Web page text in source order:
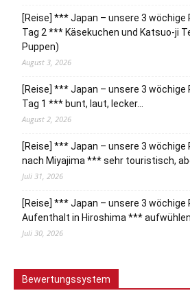
[Reise] *** Japan – unsere 3 wöchige
Tag 2 *** Käsekuchen und Katsuo-ji
Puppen)
August 3, 2026
[Reise] *** Japan – unsere 3 wöchige
Tag 1 *** bunt, laut, lecker…
August 2, 2026
[Reise] *** Japan – unsere 3
nach Miyajima *** sehr touristisch,
Juli 31, 2026
[Reise] *** Japan – unsere 3 wöchige
Aufenthalt in Hiroshima ***
Juli 30, 2026
Bewertungssystem